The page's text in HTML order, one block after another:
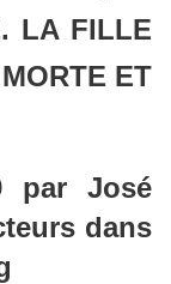
LA FILLE
ET
par José
dans